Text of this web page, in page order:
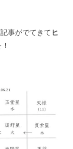
事がでてきて ヒ